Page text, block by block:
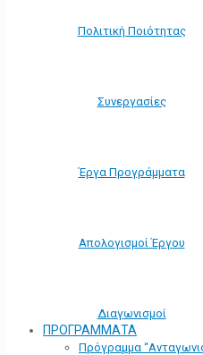
Πολιτική Ποιότητας
Συνεργασίες
Έργα Προγράμματα
Απολογισμοί Έργου
Διαγωνισμοί
ΠΡΟΓΡΑΜΜΑΤΑ
Πρόγραμμα